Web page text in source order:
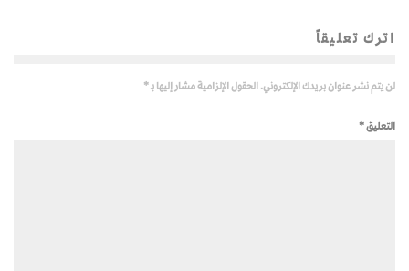
اترك تعليقاً
لن يتم نشر عنوان بريدك الإلكتروني. الحقول الإلزامية مشار إليها بـ*
التعليق*